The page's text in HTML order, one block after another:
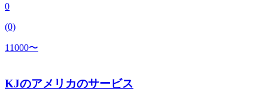
0
(0)
11000〜
KJのアメリカのサービス